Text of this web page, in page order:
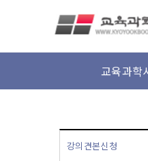
교육과학
강의견본신청